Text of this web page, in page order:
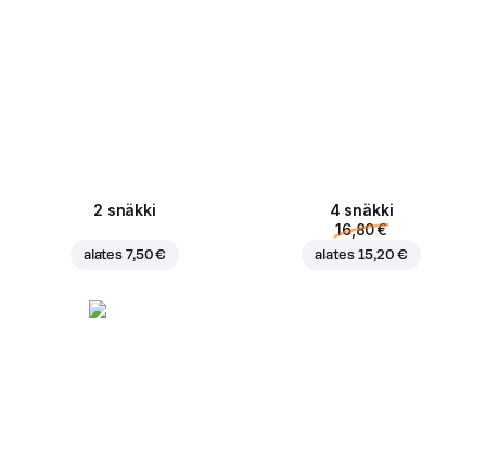
2 snäkki
alates 7,50 €
4 snäkki
16,80 €
alates 15,20 €